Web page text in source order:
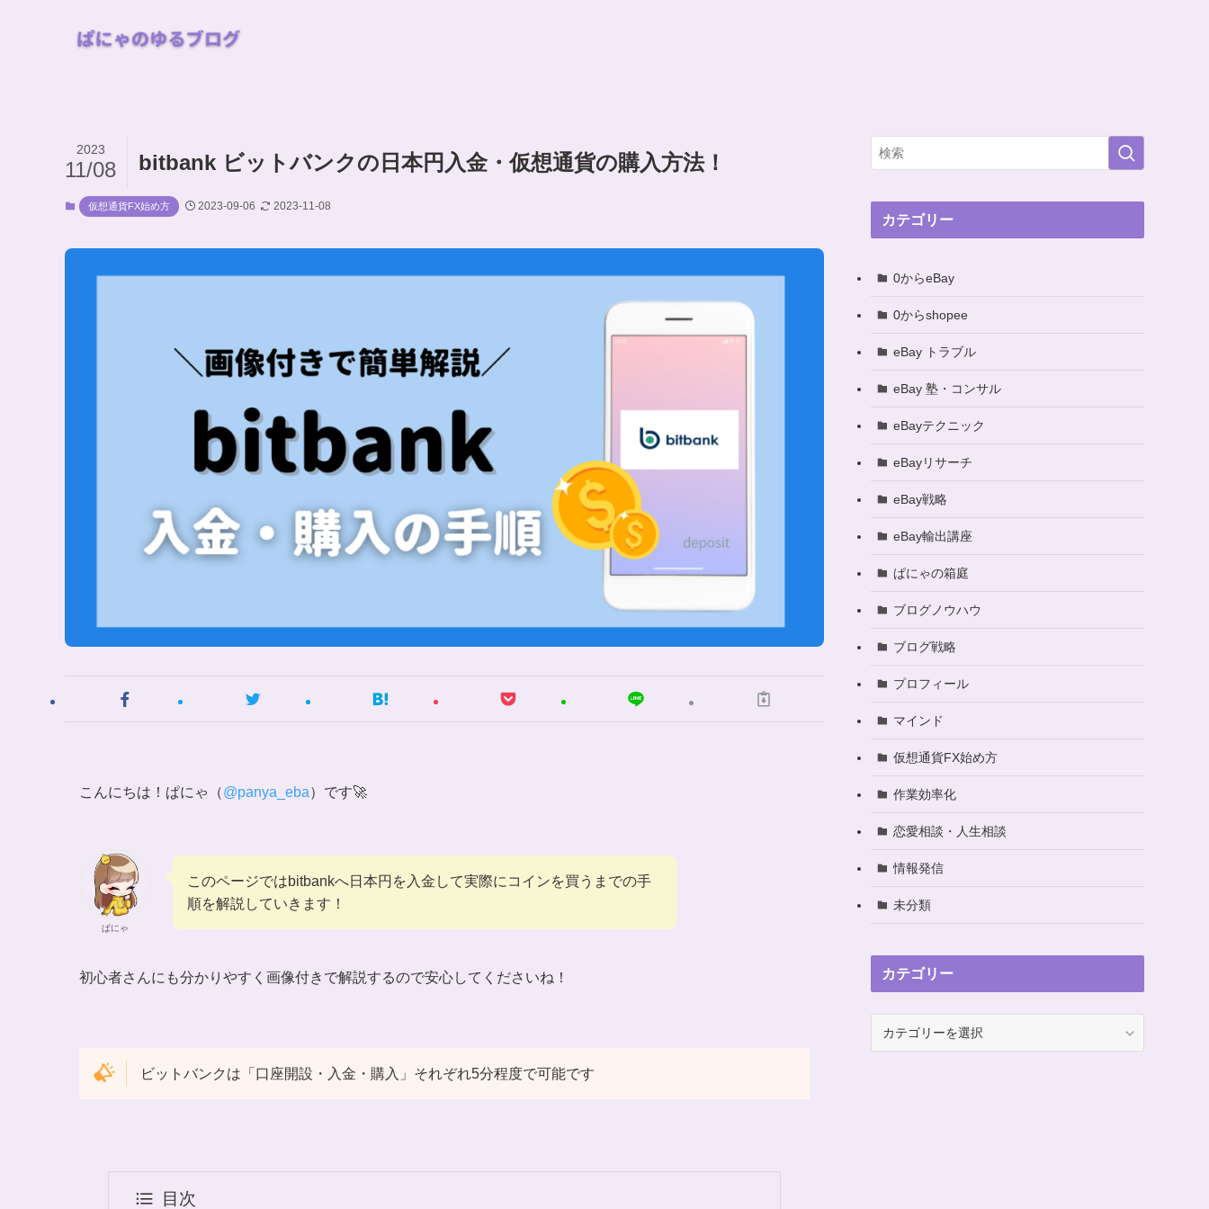
bitbank ビットバンクの日本円入金・仮想通貨の購入方法！
2023
11/08
仮想通貨FX始め方 2023-09-06 2023-11-08
こんにちは！ぱにゃ（@panya_eba）です🚀
ぱにゃ
このページではbitbankへ日本円を入金して実際にコインを買うまでの手
順を解説していきます！
初心者さんにも分かりやすく画像付きで解説するので安心してくださいね！
ビットバンクは「口座開設・入金・購入」それぞれ5分程度で可能です
目次
カテゴリー
0からeBay
0からshopee
eBay トラブル
eBay 塾・コンサル
eBayテクニック
eBayリサーチ
eBay戦略
eBay輸出講座
ぱにゃの箱庭
ブログノウハウ
ブログ戦略
プロフィール
マインド
仮想通貨FX始め方
作業効率化
恋愛相談・人生相談
情報発信
未分類
カテゴリー